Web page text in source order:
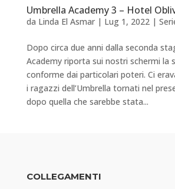
Umbrella Academy 3 – Hotel
da Linda El Asmar| Lug 1, 2022|
Dopo circa due anni dalla seconda
Academy riporta sui nostri schermi la
conforme dai particolari poteri. Ci
i ragazzi dell’Umbrella tornati nel
dopo quella che sarebbe stata...
COLLEGAMENTI